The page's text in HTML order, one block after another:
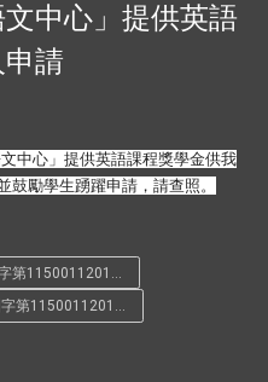
中心」提供英語
請
中心」 提供英語課程獎學金供我
鼓勵學生踴躍申請，請查照。
興國字第1150011201號-3